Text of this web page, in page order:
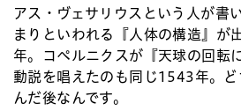
アス・ヴェサリウスという人が書
まりといわれる『人体の構造』が
年。コペルニクスが『天球の回転
動説を唱えたのも同じ1543年。ど
んだ後なんです。